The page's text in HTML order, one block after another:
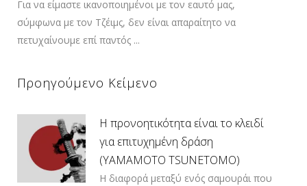
Για να είμαστε ικανοποιημένοι με τον εαυτό μας,
σύμφωνα με τον Τζέιμς, δεν είναι απαραίτητο να
πετυχαίνουμε επί παντός ...
Προηγούμενο Κείμενο
Η προνοητικότητα είναι το κλειδί
για επιτυχημένη δράση
(YAMAMOTO TSUNETOMO)
Η διαφορά μεταξύ ενός σαμουράι που